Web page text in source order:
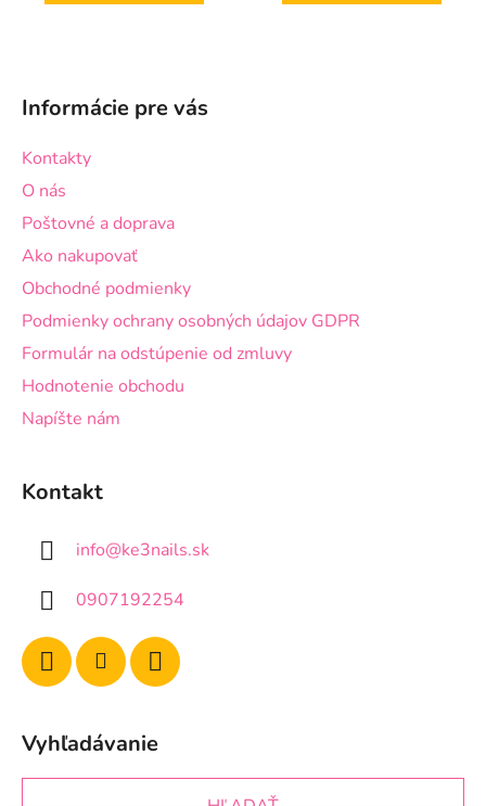
Informácie pre vás
Kontakty
O nás
Poštovné a doprava
Ako nakupovať
Obchodné podmienky
Podmienky ochrany osobných údajov GDPR
Formulár na odstúpenie od zmluvy
Hodnotenie obchodu
Napíšte nám
Kontakt
info@ke3nails.sk
0907192254
Vyhľadávanie